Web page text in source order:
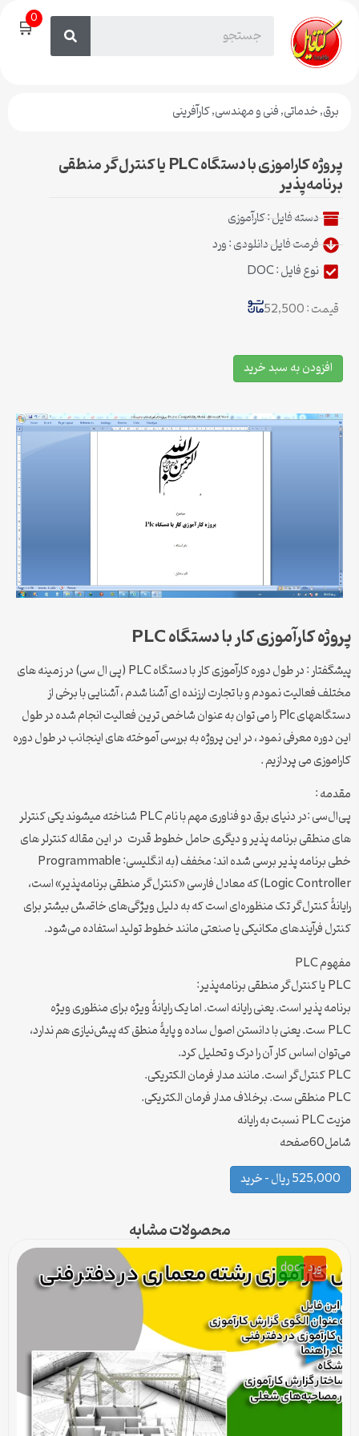
🛒0
برق,خدماتی,فنی و مهندسی,کارآفرینی
پروژه کاراموزی با دستگاه PLC یا کنترل‌گر منطقی
برنامه‌پذیر
دسته فایل :کار‌آموزی
فرمت فایل دانلودی : ورد
نوع فایل : DOC
قیمت : 52,500
افزودن به سبد خرید
پروژه کارآموزی کار با دستگاه PLC
پیشگفتار : در طول دوره کارآموزی کار با دستگاه PLC (پی ال سی) در زمینه های
مختلف فعالیت نمودم و با تجارت ارزنده ای آشنا شدم ، آشنایی با برخی از
دستگاههای Plc را می توان به عنوان شاخص ترین فعالیت انجام شده در طول
این دوره معرفی نمود ، در این پروژه به بررسی آموخته های اینجانب در طول دوره
کاراموزی می پردازیم .
مقدمه :
پی‌ال‌سی :در دنیای برق دو فناوری مهم با نام PLC شناخته میشوند یکی کنترلر
های منطقی برنامه پذیر و دیگری حامل خطوط قدرت در این مقاله کنترلر های
خطی برنامه پذیر برسی شده اند: مخفف (به انگلیسی: Programmable
Logic Controller) که معادل فارسی «کنترل‌گر منطقی برنامه‌پذیر» است،
رایانهٔ کنترل‌گر تک منظوره‌ای است که به دلیل ویژگی‌های خاصّش بیشتر برای
کنترل فرآیندهای مکانیکی یا صنعتی مانند خطوط تولید استفاده می‌شود.
مفهوم PLC
PLC یا کنترل‌گر منطقی برنامه‌پذیر:
برنامه پذیر است. یعنی رایانه است. اما یک رایانهٔ ویژه برای منظوری ویژه
PLC ست. یعنی با دانستن اصول ساده و پایهٔ منطق که پیش‌نیازی هم ندارد،
می‌توان اساس کار آن را درک و تحلیل کرد.
PLC کنترل‌گر است. مانند مدار فرمان الکتریکی.
PLC منطقی ست. برخلاف مدار فرمان الکتریکی.
مزیت PLC نسبت به رایانه
شامل60صفحه
525,000 ریال – خرید
محصولات مشابه
ورد doc